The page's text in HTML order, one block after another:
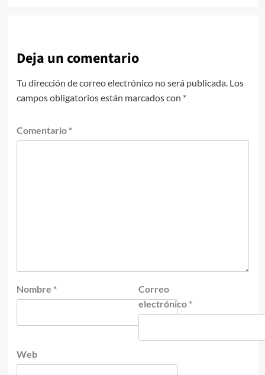
Deja un comentario
Tu dirección de correo electrónico no será publicada. Los
campos obligatorios están marcados con *
Comentario *
Nombre *
Correo
electrónico *
Web